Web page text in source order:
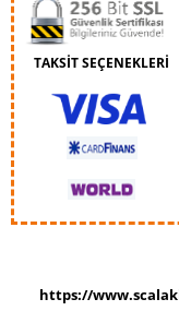
TAKSİT SEÇENEKLERİ
https://